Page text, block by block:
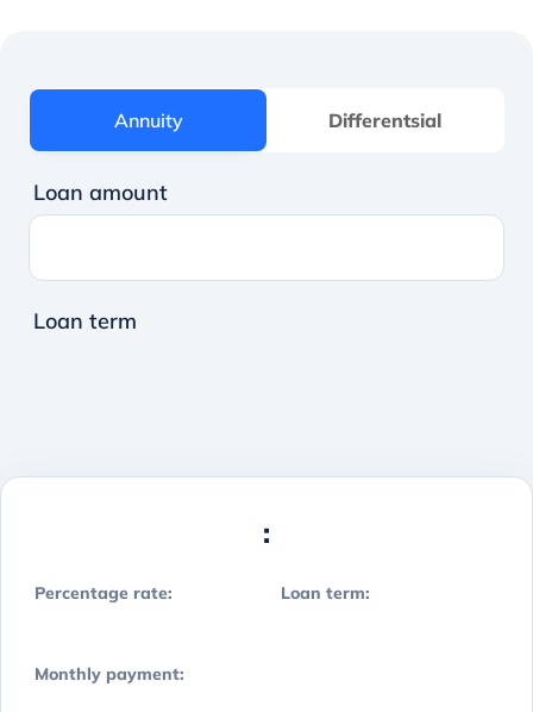
Annuity Differentsial
Annuity
Loan amount
Loan term
:
Percentage rate: Loan term:
Monthly payment: